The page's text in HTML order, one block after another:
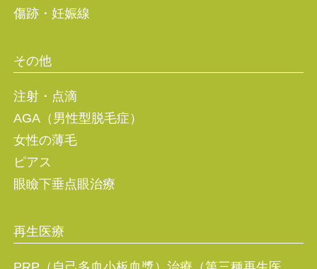
傷跡・妊娠線
その他
注射・点滴
AGA（男性型脱毛症）
女性の薄毛
ピアス
眼瞼下垂点眼治療
再生医療